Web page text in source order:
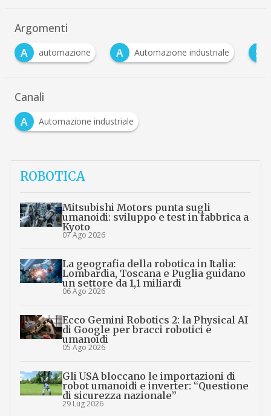
Argomenti
A
Automazione industriale S sensori W
Canali
A
Automazione industriale
ROBOTICA
Mitsubishi Motors punta sugli
umanoidi: sviluppo e test in fabbrica a
Kyoto
07 Ago 2026
La geografia della robotica in Italia:
Lombardia, Toscana e Puglia guidano
un settore da 1,1 miliardi
06 Ago 2026
Ecco Gemini Robotics 2: la Physical AI
di Google per bracci robotici e
umanoidi
05 Ago 2026
Gli USA bloccano le importazioni di
robot umanoidi e inverter: “Questione
di sicurezza nazionale”
29 Lug 2026